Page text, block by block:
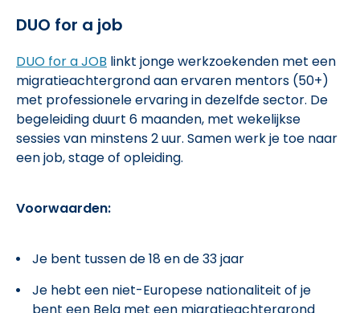
DUO for a job
DUO for a JOB linkt jonge werkzoekenden met een
migratieachtergrond aan ervaren mentors (50+)
met professionele ervaring in dezelfde sector. De
begeleiding duurt 6 maanden, met wekelijkse
sessies van minstens 2 uur. Samen werk je toe naar
een job, stage of opleiding.
Voorwaarden:
Je bent tussen de 18 en de 33 jaar
Je hebt een niet-Europese nationaliteit of je